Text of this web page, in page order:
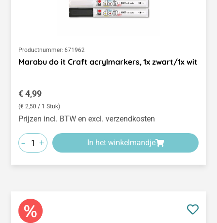
Productnummer: 671962
Marabu do it Craft acrylmarkers, 1x zwart/1x wit
Normale prijs:
€ 4,99
(€ 2,50 / 1 Stuk)
Prijzen incl. BTW en excl. verzendkosten
- + In het winkelmandje